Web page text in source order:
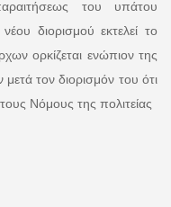
του υπάτου
διορισμού εκτελεί το
ορκίζεται ενώπιον της
τον διορισμόν του ότι
Νόμους της πολιτείας